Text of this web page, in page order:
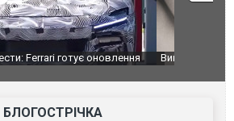
нової екранізації легендарного
Томаса Крауна"
БЛОГОСТРІЧКА